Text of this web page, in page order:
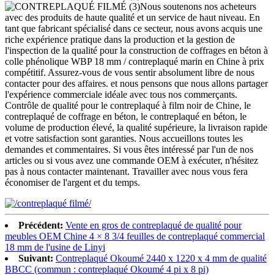
Nous soutenons nos acheteurs
avec des produits de haute qualité et un service de haut niveau. En
tant que fabricant spécialisé dans ce secteur, nous avons acquis une
riche expérience pratique dans la production et la gestion de
l'inspection de la qualité pour la construction de coffrages en béton à
colle phénolique WBP 18 mm / contreplaqué marin en Chine à prix
compétitif. Assurez-vous de vous sentir absolument libre de nous
contacter pour des affaires. et nous pensons que nous allons partager
l'expérience commerciale idéale avec tous nos commerçants.
Contrôle de qualité pour le contreplaqué à film noir de Chine, le
contreplaqué de coffrage en béton, le contreplaqué en béton, le
volume de production élevé, la qualité supérieure, la livraison rapide
et votre satisfaction sont garanties. Nous accueillons toutes les
demandes et commentaires. Si vous êtes intéressé par l'un de nos
articles ou si vous avez une commande OEM à exécuter, n'hésitez
pas à nous contacter maintenant. Travailler avec nous vous fera
économiser de l'argent et du temps.
Précédent: Vente en gros de contreplaqué de qualité pour
meubles OEM Chine 4 × 8 3/4 feuilles de contreplaqué commercial
18 mm de l'usine de Linyi
Suivant: Contreplaqué Okoumé 2440 x 1220 x 4 mm de qualité
BBCC (commun : contreplaqué Okoumé 4 pi x 8 pi)